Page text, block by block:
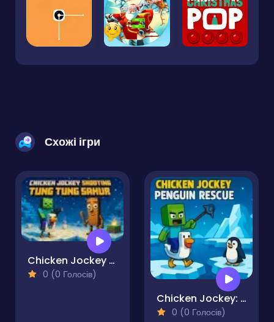
Схожі ігри
Chicken Jockey Shooting Tung Tung Sahur
0 (0 Голосів)
Chicken Jockey: Penguin Rescue
0 (0 Голосів)